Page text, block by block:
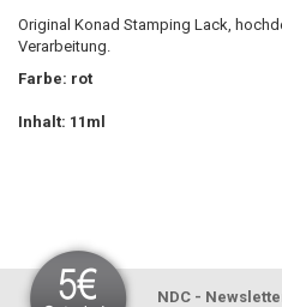
Original Konad Stamping Lack,
Verarbeitung.
Farbe: rot
Inhalt: 11ml
NDC -